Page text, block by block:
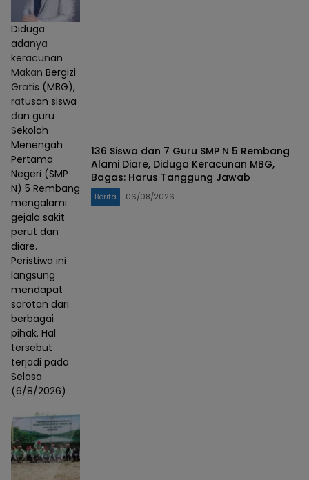
Diduga
adanya
keracunan
Makan Bergizi
Gratis (MBG),
ratusan siswa
dan guru
Sekolah
Menengah
Pertama
Negeri (SMP
N) 5 Rembang
mengalami
gejala sakit
perut dan
diare.
Peristiwa ini
langsung
mendapat
sorotan dari
berbagai
pihak. Hal
tersebut
terjadi pada
Selasa
(6/8/2026)
136 Siswa dan 7 Guru SMP N 5 Rembang
Alami Diare, Diduga Keracunan MBG,
Bagas: Harus Tanggung Jawab
Berita 06/08/2026